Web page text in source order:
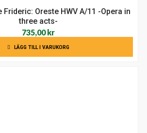
Frideric: Oreste HWV A/11 -Opera in
three acts-
735,00 kr
LÄGG TILL I VARUKORG